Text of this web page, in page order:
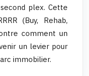
plex. Cette
(Buy, Rehab,
comment un
un levier pour
immobilier.